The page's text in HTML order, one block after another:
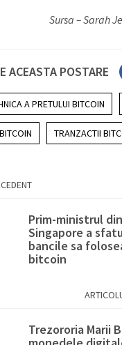
Sursa – Sarah
ACEASTA POSTARE
A PRETULUI BITCOIN
TRANZACTII
Prim-ministrul din
Singapore a
bancile sa
bitcoin
Trezororia Marii